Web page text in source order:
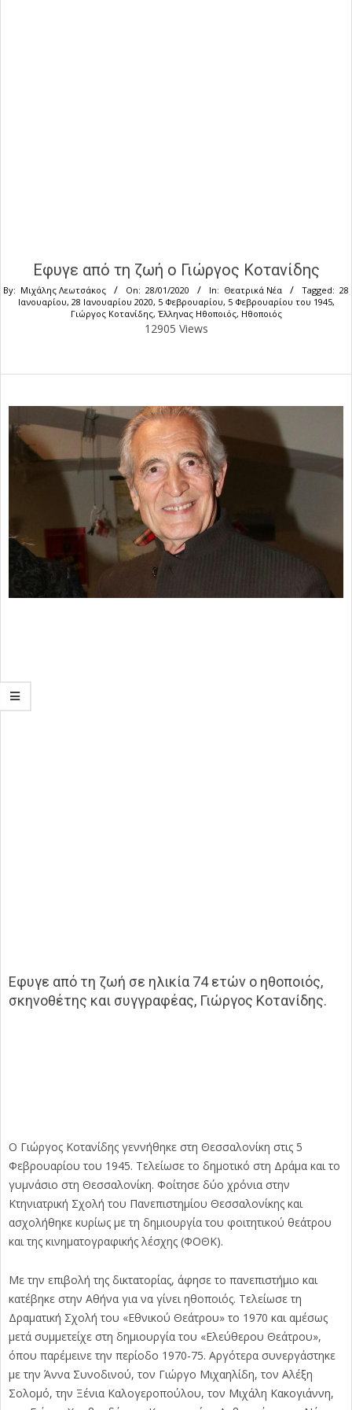
Εφυγε από τη ζωή ο Γιώργος Κοτανίδης
By: Μιχάλης Λεωτσάκος On: 28/01/2020 In: Θεατρικά Νέα Tagged: 28
Ιανουαρίου, 28 Ιανουαρίου 2020, 5 Φεβρουαρίου, 5 Φεβρουαρίου του 1945,
Γιώργος Κοτανίδης, Έλληνας Ηθοποιός, Ηθοποιός
12905 Views
Εφυγε από τη ζωή σε ηλικία 74 ετών ο ηθοποιός,
σκηνοθέτης και συγγραφέας, Γιώργος Κοτανίδης.
O Γιώργος Κοτανίδης γεννήθηκε στη Θεσσαλονίκη στις 5
Φεβρουαρίου του 1945. Τελείωσε το δημοτικό στη Δράμα και το
γυμνάσιο στη Θεσσαλονίκη. Φοίτησε δύο χρόνια στην
Κτηνιατρική Σχολή του Πανεπιστημίου Θεσσαλονίκης και
ασχολήθηκε κυρίως με τη δημιουργία του φοιτητικού θεάτρου
και της κινηματογραφικής λέσχης (ΦΟΘΚ).
Με την επιβολή της δικτατορίας, άφησε το πανεπιστήμιο και
κατέβηκε στην Αθήνα για να γίνει ηθοποιός. Τελείωσε τη
Δραματική Σχολή του «Εθνικού Θεάτρου» το 1970 και αμέσως
μετά συμμετείχε στη δημιουργία του «Ελεύθερου Θεάτρου»,
όπου παρέμεινε την περίοδο 1970-75. Αργότερα συνεργάστηκε
με την Άννα Συνοδινού, τον Γιώργο Μιχαηλίδη, τον Αλέξη
Σολομό, την Ξένια Καλογεροπούλου, τον Μιχάλη Κακογιάννη,